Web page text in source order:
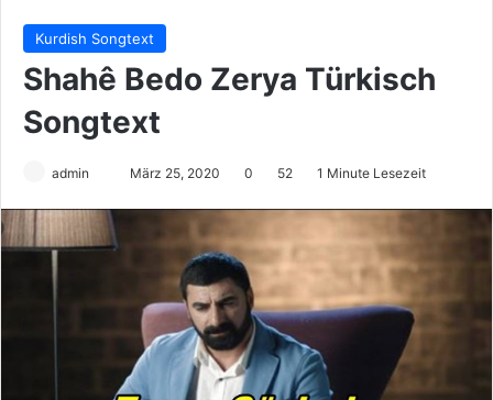
Kurdish Songtext
Shahê Bedo Zerya Türkisch
Songtext
admin
d
n
März 25, 2020 0 52 1 Minute Lesezeit